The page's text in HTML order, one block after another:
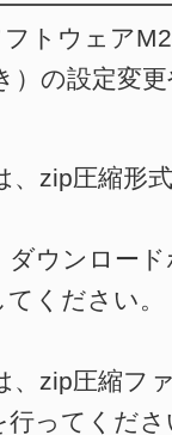
無線機器
操作部コンポーネント
避雷器（アレスタ）
PID実習セット・その他
ト
トウェア
）の設定変
zip圧縮形
ダウンロー
ください。
、zip圧縮フ
行ってくださ